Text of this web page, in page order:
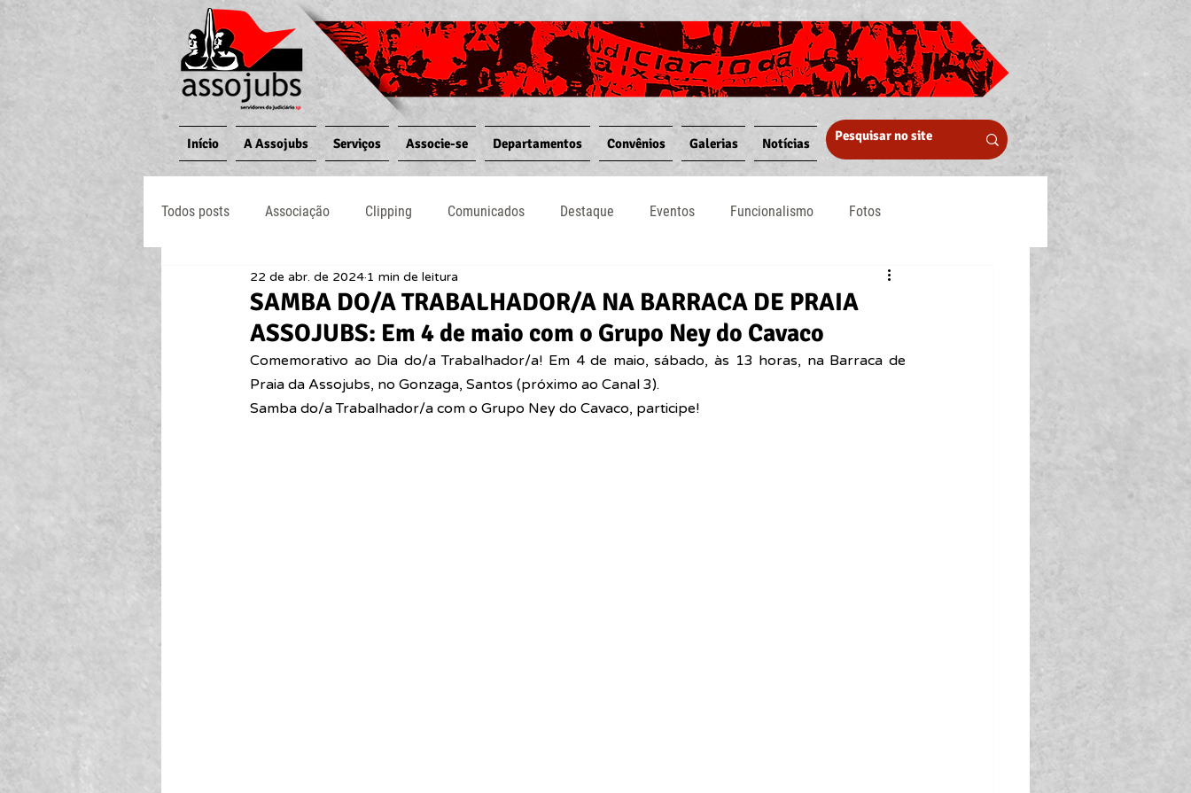
Início A Assojubs Serviços Associe-se Departamentos Convênios Galerias Notícias
Todos posts Associação Clipping Comunicados Destaque Eventos Funcionalismo Fotos
Jornal O Processo Judiciário Notícias
SAMBA DO/A TRABALHADOR/A NA BARRACA DE PRAIA
ASSOJUBS: Em 4 de maio com o Grupo Ney do Cavaco
22 de abr. de 2024 1 min de leitura
Comemorativo ao Dia do/a Trabalhador/a! Em 4 de maio, sábado, às 13 horas, na Barraca de
Praia da Assojubs, no Gonzaga, Santos (próximo ao Canal 3).
Samba do/a Trabalhador/a com o Grupo Ney do Cavaco, participe!